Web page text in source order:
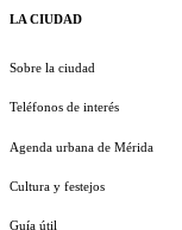
LA CIUDAD
Sobre la ciudad
Teléfonos de interés
Agenda urbana de Mérida
Cultura y festejos
Guía útil